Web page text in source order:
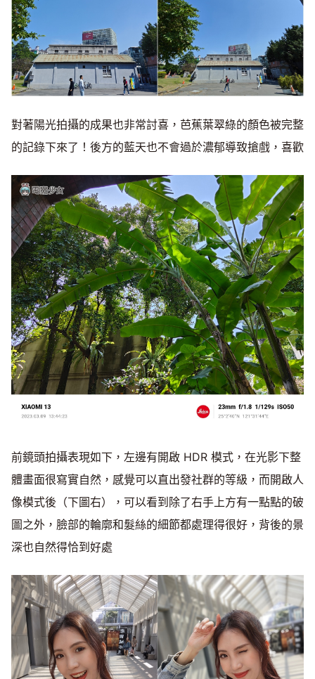
對著陽光拍攝的成果也非常討喜，芭蕉葉翠綠的顏色被完整
的記錄下來了！後方的藍天也不會過於濃郁導致搶戲，喜歡
前鏡頭拍攝表現如下，左邊有開啟 HDR 模式，在光影下整
體畫面很寫實自然，感覺可以直出發社群的等級，而開啟人
像模式後（下圖右），可以看到除了右手上方有一點點的破
圖之外，臉部的輪廓和髮絲的細節都處理得很好，背後的景
深也自然得恰到好處